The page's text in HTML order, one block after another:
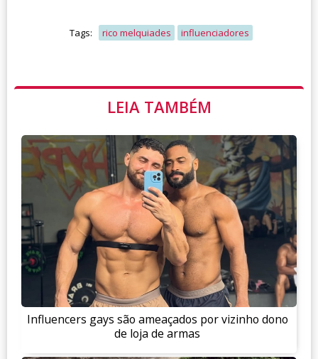
Tags: rico melquiades influenciadores
LEIA TAMBÉM
Influencers gays são ameaçados por vizinho dono
de loja de armas